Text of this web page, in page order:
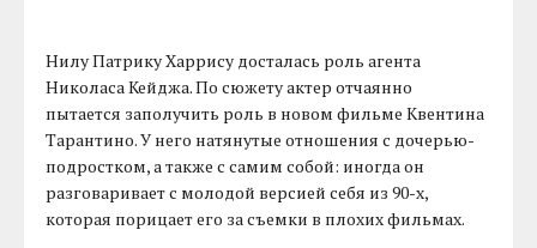
Нилу Патрику Харрису досталась роль агента
Николаса Кейджа. По сюжету актер отчаянно
пытается заполучить роль в новом фильме Квентина
Тарантино. У него натянутые отношения с дочерью-
подростком, а также с самим собой: иногда он
разговаривает с молодой версией себя из 90-х,
которая порицает его за съемки в плохих фильмах.